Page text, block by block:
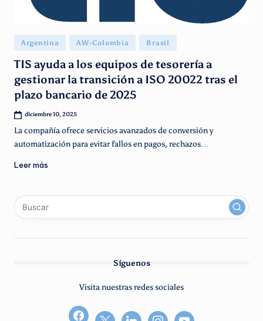
n
ti
n
o
Publicado
en
Argentina AW-Colombia Brasil
TIS ayuda a los equipos de tesorería a
gestionar la transición a ISO 20022 tras el
plazo bancario de 2025
diciembre 10, 2025
La compañía ofrece servicios avanzados de conversión y
automatización para evitar fallos en pagos, rechazos…
Leer más
Síguenos
Visita nuestras redes sociales
facebook2